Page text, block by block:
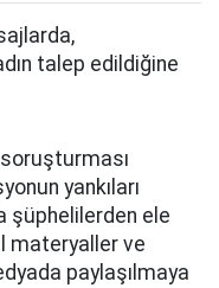
talep edildiğine
yankıları
şüphelilerden ele
materyaller ve
paylaşılmaya